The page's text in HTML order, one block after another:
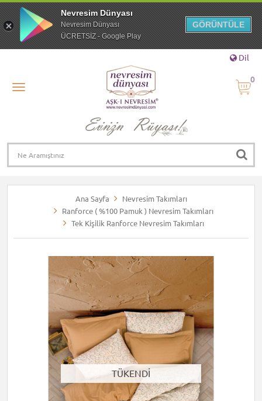
Dil
0
Ana Sayfa
Nevresim Takımları
Ranforce ( %100 Pamuk ) Nevresim Takımları
Tek Kişilik Ranforce Nevresim Takımları
TÜKENDİ
Nevresim Dünyası
Nevresim Dünyası
ÜCRETSİZ - Google Play
GÖRÜNTÜLE